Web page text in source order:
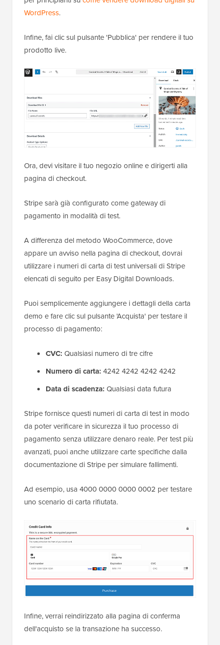
WordPress.
Infine, fai clic sul pulsante 'Pubblica' per rendere il tuo
prodotto live.
Ora, devi visitare il tuo negozio online e dirigerti alla
pagina di checkout.
Stripe sarà già configurato come gateway di
pagamento in modalità di test.
A differenza del metodo WooCommerce, dove
appare un avviso nella pagina di checkout, dovrai
utilizzare i numeri di carta di test universali di Stripe
elencati di seguito per Easy Digital Downloads.
Puoi semplicemente aggiungere i dettagli della carta
demo e fare clic sul pulsante 'Acquista' per testare il
processo di pagamento:
CVC: Qualsiasi numero di tre cifre
Numero di carta: 4242 4242 4242 4242
Data di scadenza: Qualsiasi data futura
Stripe fornisce questi numeri di carta di test in modo
da poter verificare in sicurezza il tuo processo di
pagamento senza utilizzare denaro reale. Per test più
avanzati, puoi anche utilizzare carte specifiche dalla
documentazione di Stripe per simulare fallimenti.
Ad esempio, usa 4000 0000 0000 0002 per testare
uno scenario di carta rifiutata.
Infine, verrai reindirizzato alla pagina di conferma
dell'acquisto se la transazione ha successo.